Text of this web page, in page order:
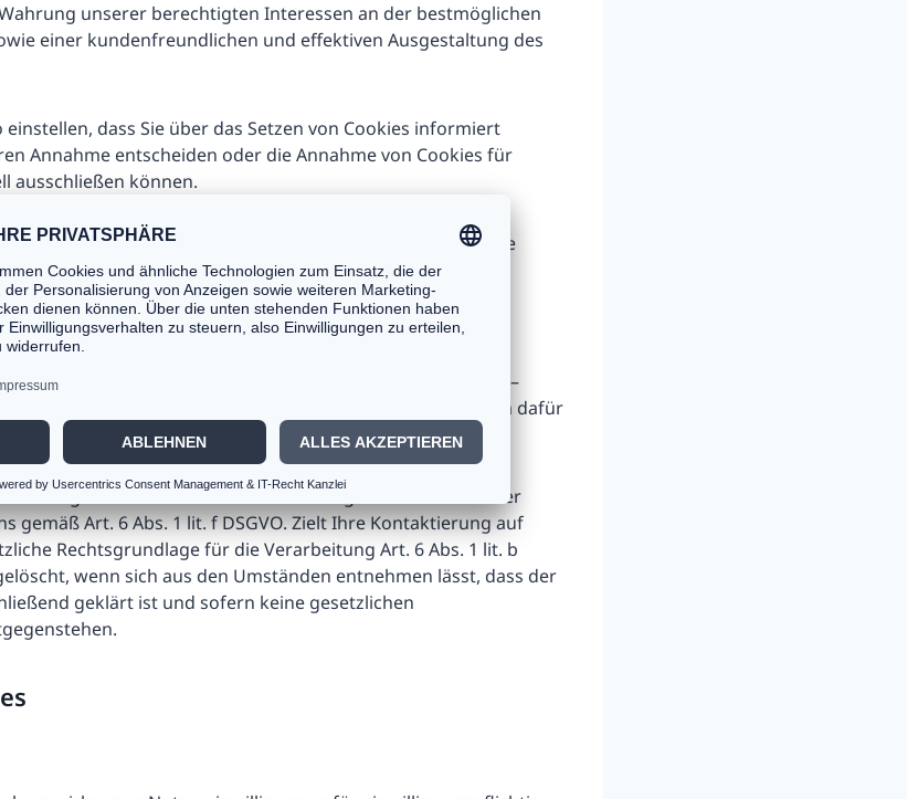
unserer berechtigten Interessen an der bestmöglichen
einer kundenfreundlichen und effektiven Ausgestaltung des
dass Sie über das Setzen von Cookies informiert
Annahme entscheiden oder die Annahme von Cookies für
ausschließen können.
von Cookies die Funktionalität unserer Website
mit uns (z.B. per Kontaktformular oder E-Mail) werden –
Bearbeitung und Beantwortung Ihres Anliegens und nur im dafür
Daten verarbeitet.
dieser Daten ist unser berechtigtes Interesse an der
gemäß Art. 6 Abs. 1 lit. f DSGVO. Zielt Ihre Kontaktierung auf
Rechtsgrundlage für die Verarbeitung Art. 6 Abs. 1 lit. b
wenn sich aus den Umständen entnehmen lässt, dass der
geklärt ist und sofern keine gesetzlichen